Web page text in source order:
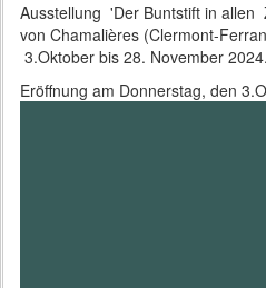
Ausstellung 'Der Buntstift in
von Chamalières (Clermont-
3.Oktober bis 28. November 2024.
Eröffnung am Donnerstag, den